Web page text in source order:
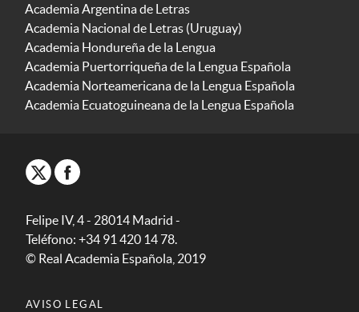
Academia Argentina de Letras
Academia Nacional de Letras (Uruguay)
Academia Hondureña de la Lengua
Academia Puertorriqueña de la Lengua Española
Academia Norteamericana de la Lengua Española
Academia Ecuatoguineana de la Lengua Española
Felipe IV, 4 - 28014 Madrid -
Teléfono: +34 91 420 14 78.
© Real Academia Española, 2019
AVISO LEGAL